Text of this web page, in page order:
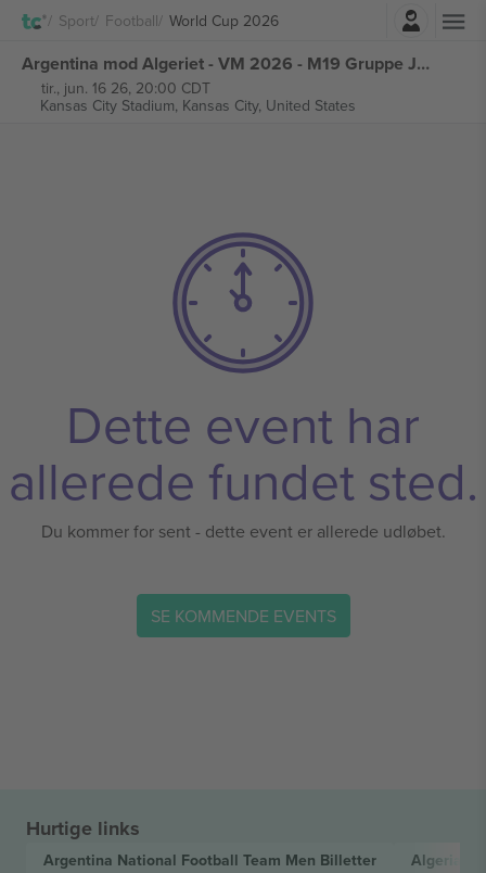
Sport Football World Cup 2026Log ind
Argentina mod Algeriet - VM 2026 - M19 Gruppe J billetter
tir., jun. 16 26, 20:00 CDT
Kansas City Stadium, Kansas City, United States
Dette event har
allerede fundet sted.
Du kommer for sent - dette event er allerede udløbet.
SE KOMMENDE EVENTS
Hurtige links
Argentina National Football Team Men Billetter Algeria